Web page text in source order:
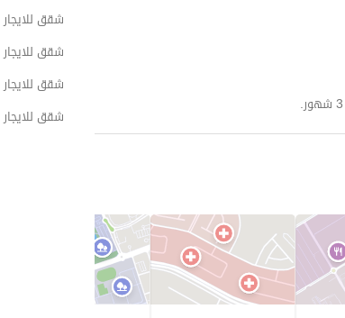
شقق
شقق
شقق
شقق